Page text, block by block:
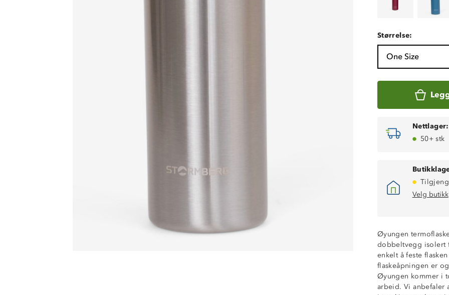
Størrelse:
One Size
Nettlager:
50+ stk
Velg butikk
Øyungen
dobbeltvegg isolert
enkelt å feste
flaskeåpningen er
Øyungen kommer i
arbeid. Vi anbefaler
Størrelse: 23 x
Dobbeltvegg